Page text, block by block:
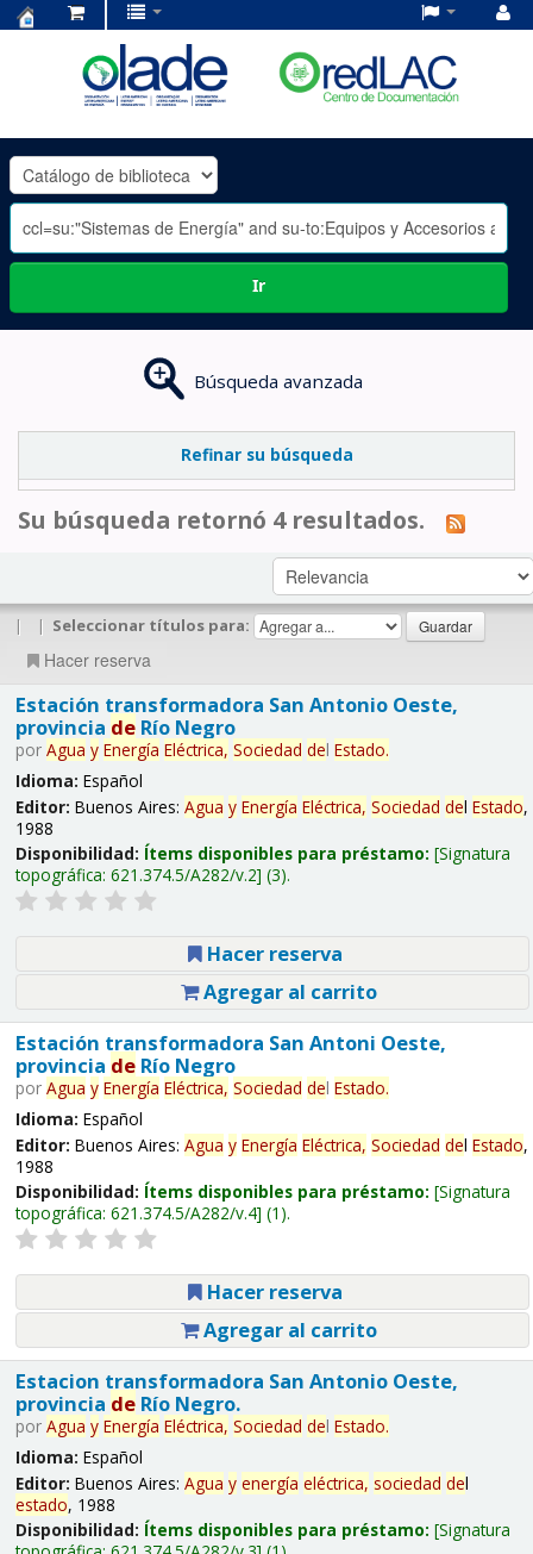
OLADE
-
Ir
Búsqueda avanzada
Refinar su búsqueda
Su búsqueda retornó 4 resultados.
| | Seleccionar títulos para:
Hacer reserva
Estación transformadora San Antonio Oeste,
provincia deRío Negro
por Agua y Energía Eléctrica, Sociedad del Estado.
Idioma: Español
Editor: Buenos Aires: Agua y Energía Eléctrica, Sociedad del Estado,
1988
Disponibilidad: Ítems disponibles para préstamo: Signatura
topográfica: 621.374.5/A282/v.2 (3).
Hacer reserva
Agregar al carrito
Estación transformadora San Antoni Oeste,
provincia deRío Negro
por Agua y Energía Eléctrica, Sociedad del Estado.
Idioma: Español
Editor: Buenos Aires: Agua y Energía Eléctrica, Sociedad del Estado,
1988
Disponibilidad: Ítems disponibles para préstamo: Signatura
topográfica: 621.374.5/A282/v.4 (1).
Hacer reserva
Agregar al carrito
Estacion transformadora San Antonio Oeste,
provincia deRío Negro.
por Agua y Energía Eléctrica, Sociedad del Estado.
Idioma: Español
Editor: Buenos Aires: Agua y energía eléctrica, sociedad del
estado, 1988
Disponibilidad: Ítems disponibles para préstamo: Signatura